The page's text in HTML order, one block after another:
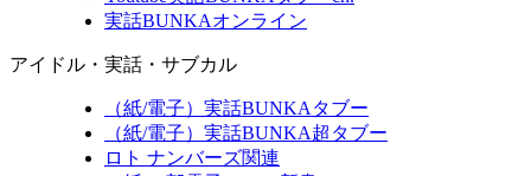
実話BUNKAオンライン
アイドル・実話・サブカル
（紙/電子）実話BUNKAタブー
（紙/電子）実話BUNKA超タブー
ロト ナンバーズ関連